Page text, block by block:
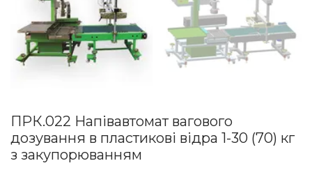
ПРК.022 Напівавтомат вагового
дозування в пластикові відра 1-30 (70) кг
з закупорюванням